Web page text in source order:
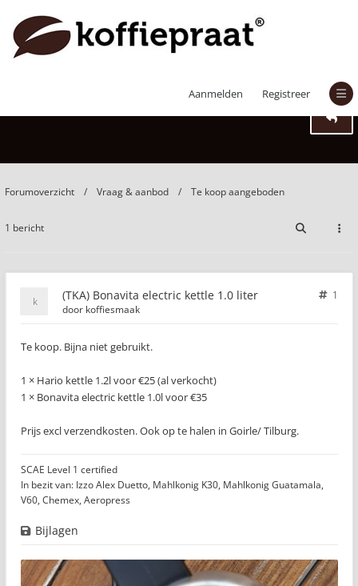
Aanmelden Registreer
(TKA) Bonavita electric kettle 1.0 liter
Forumoverzicht Vraag & aanbod Te koop aangeboden
1 bericht
(TKA) Bonavita electric kettle 1.0 liter
1
door koffiesmaak
Te koop. Bijna niet gebruikt.
1 × Hario kettle 1.2l voor €25 (al verkocht)
1 × Bonavita electric kettle 1.0l voor €35
Prijs excl verzendkosten. Ook op te halen in Goirle/ Tilburg.
SCAE Level 1 certified
In bezit van: Izzo Alex Duetto, Mahlkonig K30, Mahlkonig Guatamala,
V60, Chemex, Aeropress
Bijlagen